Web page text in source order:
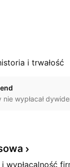
i trwałość
nie wypłacał
wypłacalność